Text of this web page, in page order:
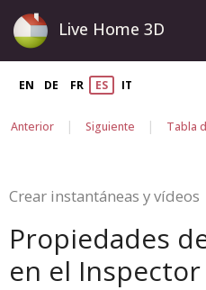
Live Home 3D
EN DE FR ES IT
Anterior | Siguiente | Tabla
Crear instantáneas y vídeos
Propiedades
en el Inspector